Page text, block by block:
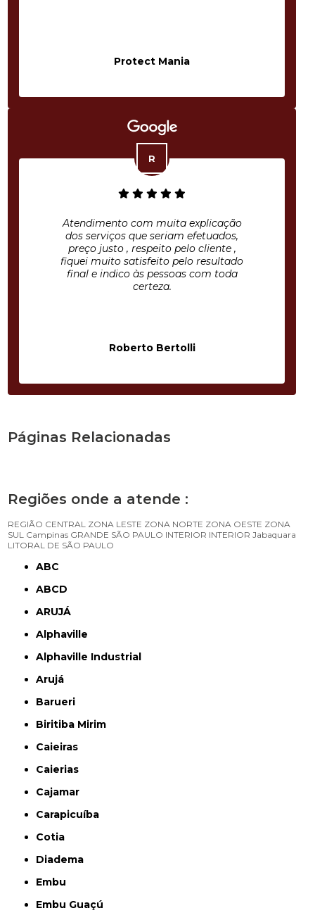
Protect Mania
Atendimento com muita explicação
dos serviços que seriam efetuados,
preço justo , respeito pelo cliente ,
fiquei muito satisfeito pelo resultado
final e indico às pessoas com toda
certeza.
Roberto Bertolli
Páginas Relacionadas
Regiões onde a atende :
REGIÃO CENTRAL ZONA LESTE ZONA NORTE ZONA OESTE ZONA
SUL Campinas GRANDE SÃO PAULO INTERIOR INTERIOR Jabaquara
LITORAL DE SÃO PAULO
ABC
ABCD
ARUJÁ
Alphaville
Alphaville Industrial
Arujá
Barueri
Biritiba Mirim
Caieiras
Caierias
Cajamar
Carapicuíba
Cotia
Diadema
Embu
Embu Guaçú